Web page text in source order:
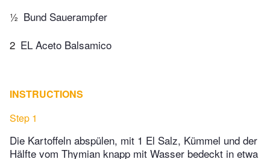
½ Bund Sauerampfer
2 EL Aceto Balsamico
INSTRUCTIONS
Step 1
Die Kartoffeln abspülen, mit 1 El Salz, Kümmel und der
Hälfte vom Thymian knapp mit Wasser bedeckt in etwa